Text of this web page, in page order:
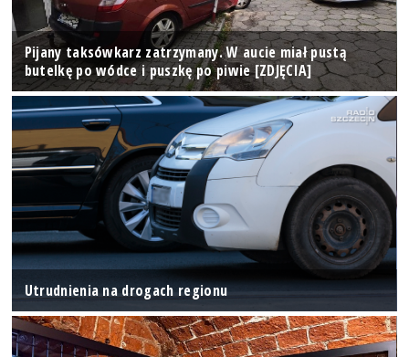
Pijany taksówkarz zatrzymany. W aucie miał pustą
butelkę po wódce i puszkę po piwie [ZDJĘCIA]
Utrudnienia na drogach regionu